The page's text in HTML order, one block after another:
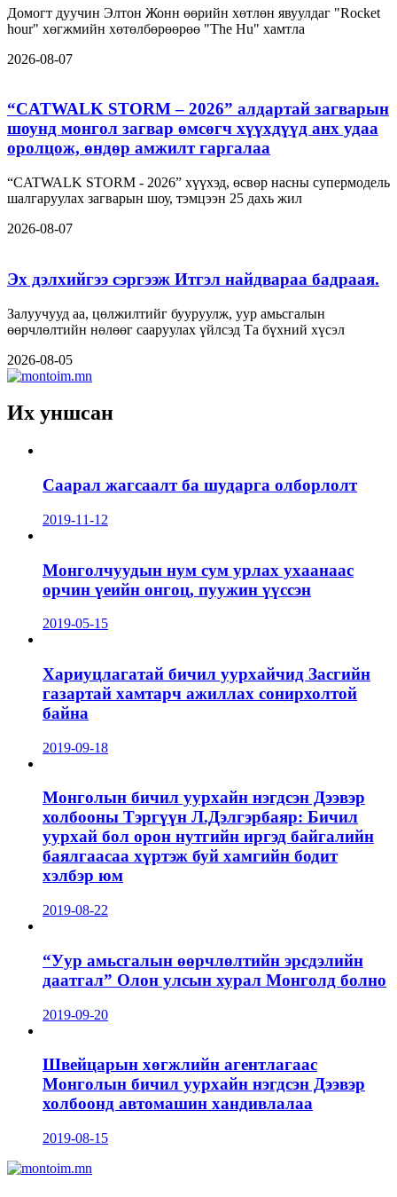
Домогт дуучин Элтон Жонн өөрийн хөтлөн явуулдаг "Rocket
hour" хөгжмийн хөтөлбөрөөрөө "The Hu" хамтла
2026-08-07
“CATWALK STORM – 2026” алдартай загварын
шоунд монгол загвар өмсөгч хүүхдүүд анх удаа
оролцож, өндөр амжилт гаргалаа
“CATWALK STORM - 2026” хүүхэд, өсвөр насны супермодель
шалгаруулах загварын шоу, тэмцээн 25 дахь жил
2026-08-07
Эх дэлхийгээ сэргээж Итгэл найдвараа бадраая.
Залуучууд аа, цөлжилтийг бууруулж, уур амьсгалын
өөрчлөлтийн нөлөөг сааруулах үйлсэд Та бүхний хүсэл
2026-08-05
Их уншсан
Саарал жагсаалт ба шударга олборлолт
2019-11-12
Монголчуудын нум сум урлах ухаанаас
орчин үеийн онгоц, пуужин үүссэн
2019-05-15
Хариуцлагатай бичил уурхайчид Засгийн
газартай хамтарч ажиллах сонирхолтой
байна
2019-09-18
Монголын бичил уурхайн нэгдсэн Дээвэр
холбооны Тэргүүн Л.Дэлгэрбаяр: Бичил
уурхай бол орон нутгийн иргэд байгалийн
баялгаасаа хүртэж буй хамгийн бодит
хэлбэр юм
2019-08-22
“Уур амьсгалын өөрчлөлтийн эрсдэлийн
даатгал” Олон улсын хурал Монголд болно
2019-09-20
Швейцарын хөгжлийн агентлагаас
Монголын бичил уурхайн нэгдсэн Дээвэр
холбоонд автомашин хандивлалаа
2019-08-15